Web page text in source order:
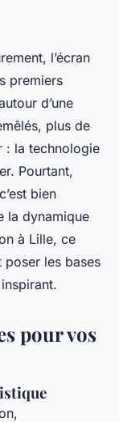
pour
l’écran
premiers
d’une
plus de
: la technologie
Pourtant,
bien
la dynamique
à Lille, ce
poser les bases
pour vos